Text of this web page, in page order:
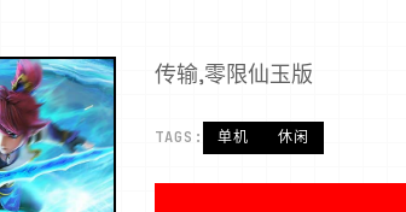
传输,零限仙玉版
TAGS: 单机 休闲